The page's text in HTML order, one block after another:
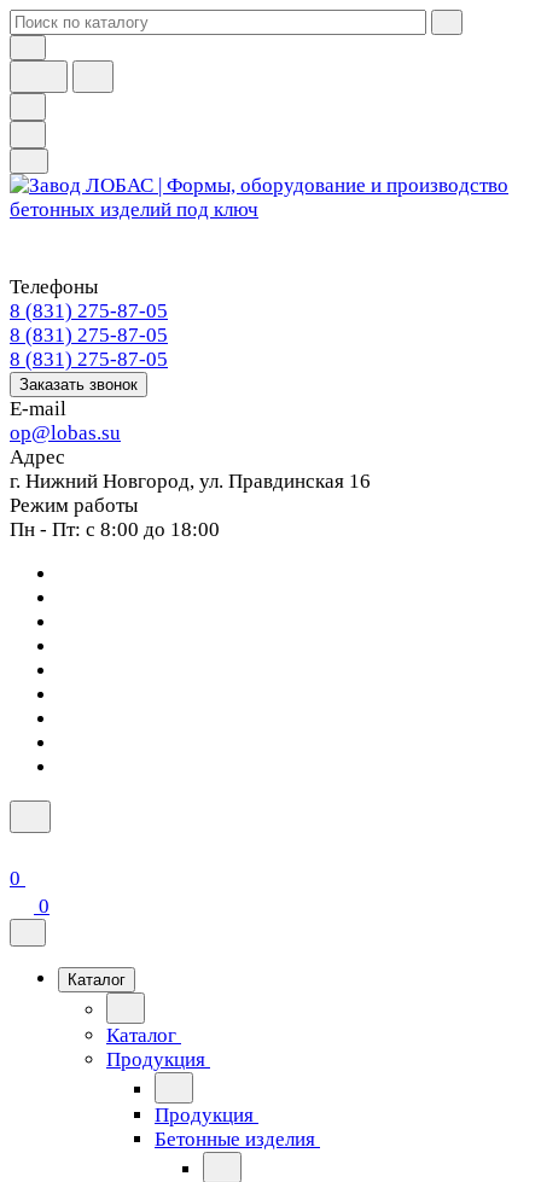
Телефоны
8 (831) 275-87-05
8 (831) 275-87-05
8 (831) 275-87-05
Заказать звонок
E-mail
op@lobas.su
Адрес
г. Нижний Новгород, ул. Правдинская 16
Режим работы
Пн - Пт: с 8:00 до 18:00
0
0
Каталог
Каталог
Продукция
Продукция
Бетонные изделия